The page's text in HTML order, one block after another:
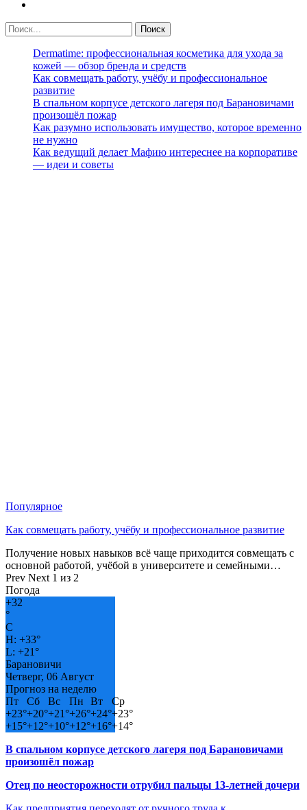
Dermatime: профессиональная косметика для ухода за
кожей — обзор бренда и средств
Как совмещать работу, учёбу и профессиональное
развитие
В спальном корпусе детского лагеря под Барановичами
произошёл пожар
Как разумно использовать имущество, которое временно
не нужно
Как ведущий делает Мафию интереснее на корпоративе
— идеи и советы
Популярное
Как совмещать работу, учёбу и профессиональное развитие
Получение новых навыков всё чаще приходится совмещать с
основной работой, учёбой в университете и семейными…
Prev Next 1 из 2
Погода
+32
°
C
H: +33°
L: +21°
Барановичи
Четверг, 06 Август
Прогноз на неделю
Пт
Сб Вс Пн Вт
Ср
+23°+20°+21°+26°+24°+23°
+15°+12°+10°+12°+16°+14°
В спальном корпусе детского лагеря под Барановичами
произошёл пожар
Отец по неосторожности отрубил пальцы 13-летней дочери